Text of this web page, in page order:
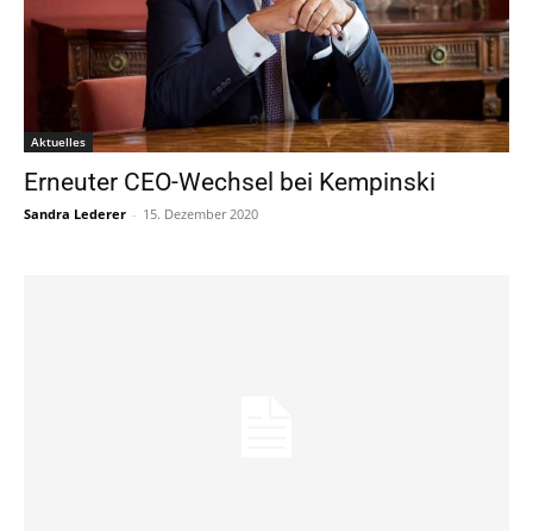
Aktuelles
Erneuter CEO-Wechsel bei Kempinski
Sandra Lederer - 15. Dezember 2020